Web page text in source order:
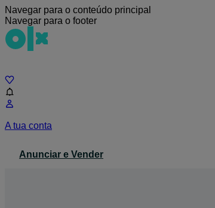
Navegar para o conteúdo principal
Navegar para o footer
A tua conta
Anunciar e Vender